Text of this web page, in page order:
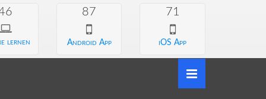
lernen
87
Android App
71
iOS App